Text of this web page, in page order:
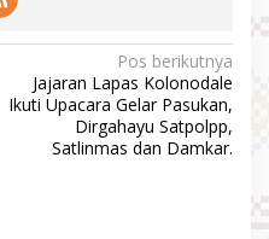
Pos berikutnya
Jajaran Lapas Kolonodale
Ikuti Upacara Gelar Pasukan,
Dirgahayu Satpolpp,
Satlinmas dan Damkar.